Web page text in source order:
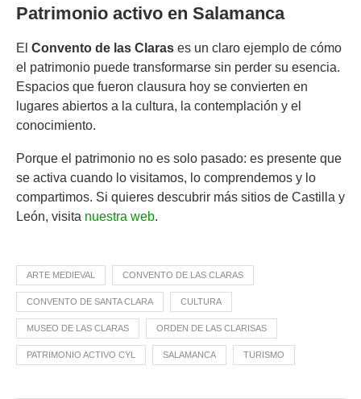
Patrimonio activo en Salamanca
El Convento de las Claras es un claro ejemplo de cómo
el patrimonio puede transformarse sin perder su esencia.
Espacios que fueron clausura hoy se convierten en
lugares abiertos a la cultura, la contemplación y el
conocimiento.
Porque el patrimonio no es solo pasado: es presente que
se activa cuando lo visitamos, lo comprendemos y lo
compartimos. Si quieres descubrir más sitios de Castilla y
León, visita nuestra web.
ARTE MEDIEVAL CONVENTO DE LAS CLARAS
CONVENTO DE SANTA CLARA CULTURA
MUSEO DE LAS CLARAS ORDEN DE LAS CLARISAS
PATRIMONIO ACTIVO CYL SALAMANCA TURISMO